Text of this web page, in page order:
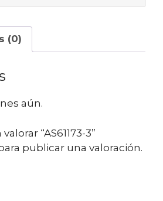
(0)
aún.
“AS61173-3”
publicar una valoración.